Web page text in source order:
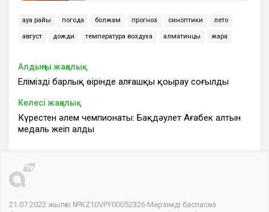
ауа райы погода болжам прогноз синоптики лето
август дожди температура воздуха алматинцы жара
Алдыңғы жаңалық
Еліміздің барлық өңірінде алғашқы қоңырау соғылды
Келесі жаңалық
Күрестен әлем чемпионаты: Бақдәулет Ағабек алтын
медаль жеңіп алды
21.07.2022 жылғы №KZ10VPY00052326 Мерзімді баспасөз